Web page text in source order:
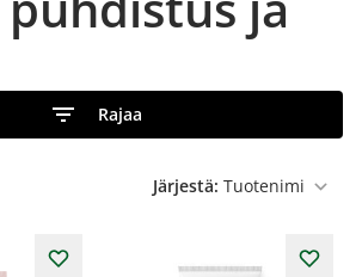
Rajaa
Järjestä: